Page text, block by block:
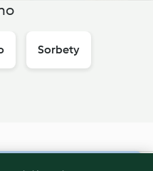
Sorbety